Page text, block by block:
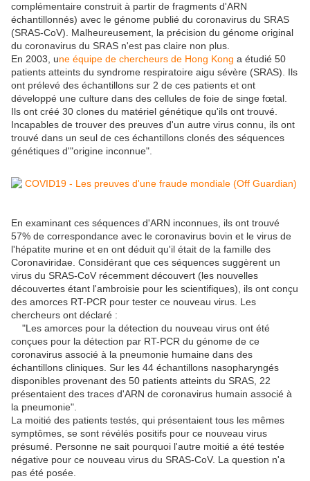
complémentaire construit à partir de fragments d'ARN
échantillonnés) avec le génome publié du coronavirus du SRAS
(SRAS-CoV). Malheureusement, la précision du génome original
du coronavirus du SRAS n'est pas claire non plus.
En 2003, une équipe de chercheurs de Hong Kong a étudié 50
patients atteints du syndrome respiratoire aigu sévère (SRAS). Ils
ont prélevé des échantillons sur 2 de ces patients et ont
développé une culture dans des cellules de foie de singe fœtal.
Ils ont créé 30 clones du matériel génétique qu'ils ont trouvé.
Incapables de trouver des preuves d'un autre virus connu, ils ont
trouvé dans un seul de ces échantillons clonés des séquences
génétiques d'"origine inconnue".
En examinant ces séquences d'ARN inconnues, ils ont trouvé
57% de correspondance avec le coronavirus bovin et le virus de
l'hépatite murine et en ont déduit qu'il était de la famille des
Coronaviridae. Considérant que ces séquences suggèrent un
virus du SRAS-CoV récemment découvert (les nouvelles
découvertes étant l'ambroisie pour les scientifiques), ils ont conçu
des amorces RT-PCR pour tester ce nouveau virus. Les
chercheurs ont déclaré :
"Les amorces pour la détection du nouveau virus ont été
conçues pour la détection par RT-PCR du génome de ce
coronavirus associé à la pneumonie humaine dans des
échantillons cliniques. Sur les 44 échantillons nasopharyngés
disponibles provenant des 50 patients atteints du SRAS, 22
présentaient des traces d'ARN de coronavirus humain associé à
la pneumonie".
La moitié des patients testés, qui présentaient tous les mêmes
symptômes, se sont révélés positifs pour ce nouveau virus
présumé. Personne ne sait pourquoi l'autre moitié a été testée
négative pour ce nouveau virus du SRAS-CoV. La question n'a
pas été posée.